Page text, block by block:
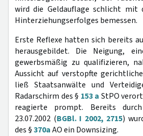
wird die Geldauflage schlicht mit
Hinterziehungserfolges bemessen.
Erste Reflexe hatten sich bereits
herausgebildet. Die Neigung,
gewerbsmäßig zu qualifizieren,
Aussicht auf verstopfte
ließ Staatsanwälte und
Radarschirm des § 153 a StPO
reagierte prompt. Bereits
23.07.2002 (BGBl. I 2002, 2715)
des §370aAO ein Downsizing.